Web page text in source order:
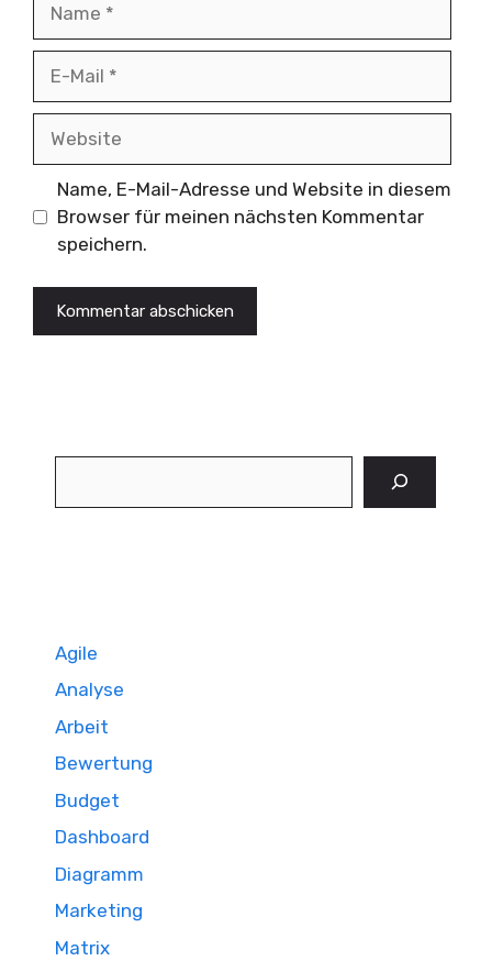
Name, E-Mail-Adresse und Website in diesem
Browser für meinen nächsten Kommentar
speichern.
Agile
Analyse
Arbeit
Bewertung
Budget
Dashboard
Diagramm
Marketing
Matrix